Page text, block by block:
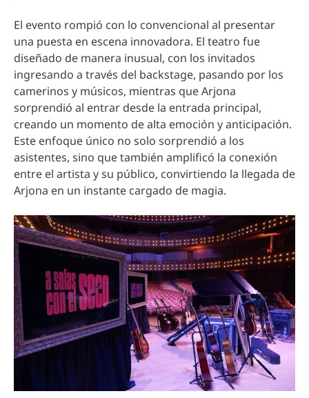
El evento rompió con lo convencional al presentar
una puesta en escena innovadora. El teatro fue
diseñado de manera inusual, con los invitados
ingresando a través del backstage, pasando por los
camerinos y músicos, mientras que Arjona
sorprendió al entrar desde la entrada principal,
creando un momento de alta emoción y anticipación.
Este enfoque único no solo sorprendió a los
asistentes, sino que también amplificó la conexión
entre el artista y su público, convirtiendo la llegada de
Arjona en un instante cargado de magia.